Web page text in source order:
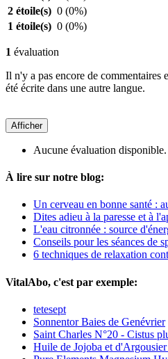
2 étoile(s) 0 (0%)
1 étoile(s) 0 (0%)
1 évaluation
Il n'y a pas encore de commentaires
été écrite dans une autre langue.
Afficher
Aucune évaluation disponible.
À lire sur notre blog:
Un cerveau en bonne santé :
Dites adieu à la paresse et à
L'eau citronnée : source
Conseils pour les séances de
6 techniques de relaxation
VitalAbo, c'est par exemple:
tetesept
Sonnentor Baies de Genévrier
Saint Charles N°20 - Cistus
Huile de Jojoba et